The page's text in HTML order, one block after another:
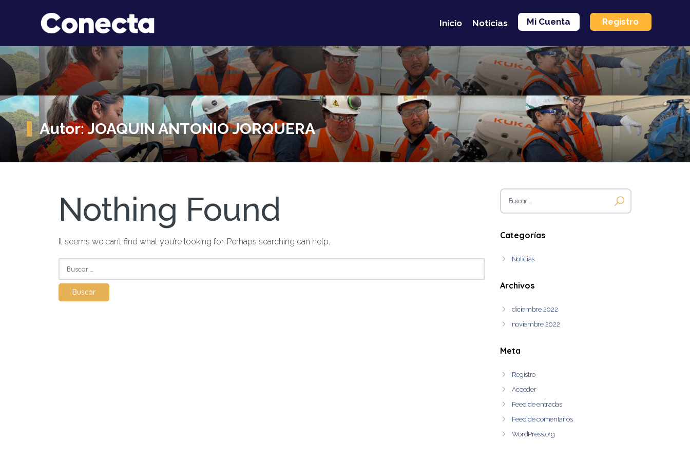
Inicio Noticias Mi Cuenta Registro
Autor:JOAQUIN ANTONIO JORQUERA
Nothing Found
It seems we can’t find what you’re looking for. Perhaps searching can help.
Buscar:
Buscar:
Categorías
Noticias
Archivos
diciembre 2022
noviembre 2022
Meta
Registro
Acceder
Feed de entradas
Feed de comentarios
WordPress.org